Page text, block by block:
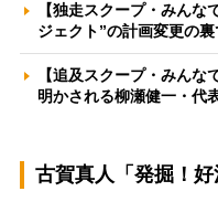
【独走スクープ・みんな
ジェクト”の計画変更の
【追及スクープ・みん
明かされる柳瀬健一・代
古賀真人「発掘！好